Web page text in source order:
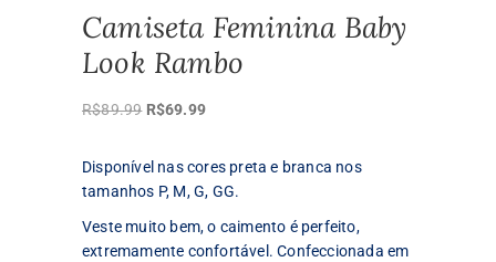
Camiseta Feminina Baby
Look Rambo
R$89.99 O
original
R$69.99O
Disponível nas cores preta e branca nos
tamanhos P, M, G, GG.
Veste muito bem, o caimento é perfeito,
extremamente confortável. Confeccionada em